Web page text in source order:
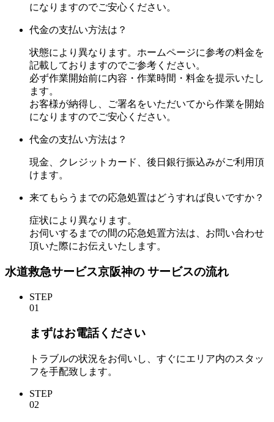
になりますのでご安心ください。
代金の支払い方法は？
状態により異なります。ホームページに参考の料金を
記載しておりますのでご参考ください。
必ず作業開始前に内容・作業時間・料金を提示いたし
ます。
お客様が納得し、ご署名をいただいてから作業を開始
になりますのでご安心ください。
代金の支払い方法は？
現金、クレジットカード、後日銀行振込みがご利用頂
けます。
来てもらうまでの応急処置はどうすれば良いですか？
症状により異なります。
お伺いするまでの間の応急処置方法は、お問い合わせ
頂いた際にお伝えいたします。
水道救急サービス京阪神の サービスの流れ
STEP
01
まずはお電話ください
トラブルの状況をお伺いし、すぐにエリア内のスタッ
フを手配致します。
STEP
02